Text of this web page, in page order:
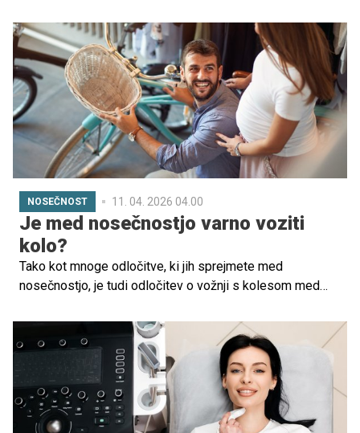
NOSEČNOST 11. 04. 2026 04.00
Je med nosečnostjo varno voziti
kolo?
Tako kot mnoge odločitve, ki jih sprejmete med
nosečnostjo, je tudi odločitev o vožnji s kolesom med